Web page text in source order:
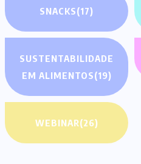
SNACKS(17)
SUSTENTABILIDADE
EM ALIMENTOS(19)
WEBINAR(26)